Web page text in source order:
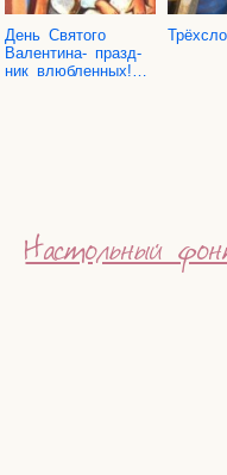
День Свя­то­го
Вален­ти­на- празд­
ник влюбленных!…
Настольный